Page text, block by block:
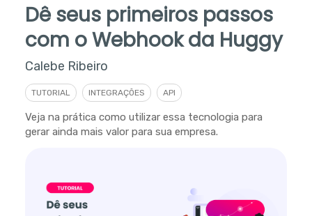
Dê seus primeiros passos
com o Webhook da Huggy
Calebe Ribeiro
TUTORIAL INTEGRAÇÕES API
Veja na prática como utilizar essa tecnologia para
gerar ainda mais valor para sua empresa.